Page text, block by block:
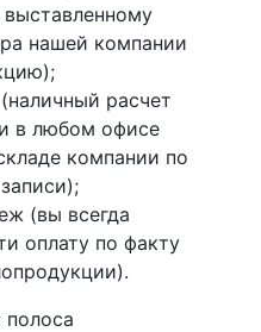
нашей компании
расчет
в любом офисе
компании по
(вы всегда
оплату по факту
полоса